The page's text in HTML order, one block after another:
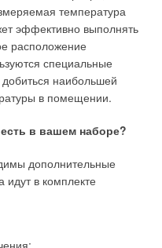
температура
эффективно выполнять
расположение
специальные
наибольшей
в помещении.
в вашем наборе?
дополнительные
в комплекте
Royal Thermo, который
нижним подключением
исключает ручной
качество. Рассекатель
в месте подвода
потока по